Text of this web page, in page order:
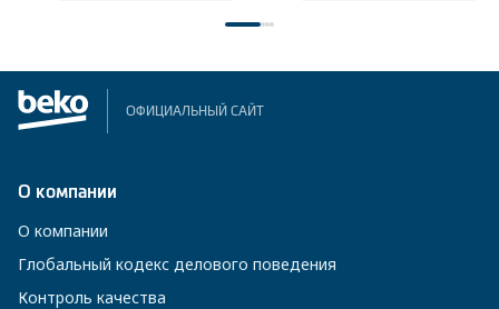
ОФИЦИАЛЬНЫЙ САЙТ
О компании
О компании
Глобальный кодекс делового поведения
Контроль качества